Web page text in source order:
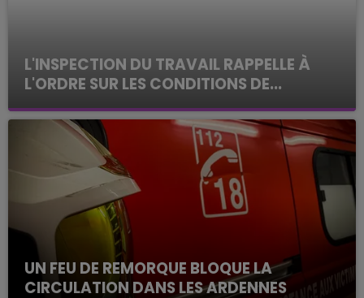
L'INSPECTION DU TRAVAIL RAPPELLE À
L'ORDRE SUR LES CONDITIONS DE...
Alors que les dates de début des vendange 2026
s'est avéré être plus précoce que prévu,
l'inspection du Travail en profite pour rappeler
les conditions de...
UN FEU DE REMORQUE BLOQUE LA
CIRCULATION DANS LES ARDENNES